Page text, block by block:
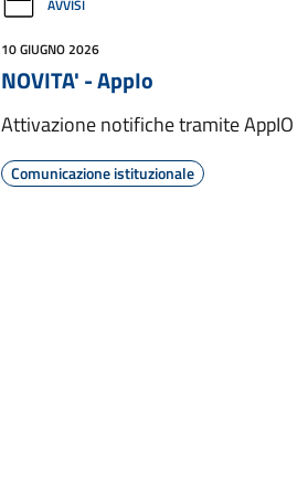
AVVISI
10 GIUGNO 2026
NOVITA' - AppIo
Attivazione notifiche tramite AppIO
Comunicazione istituzionale